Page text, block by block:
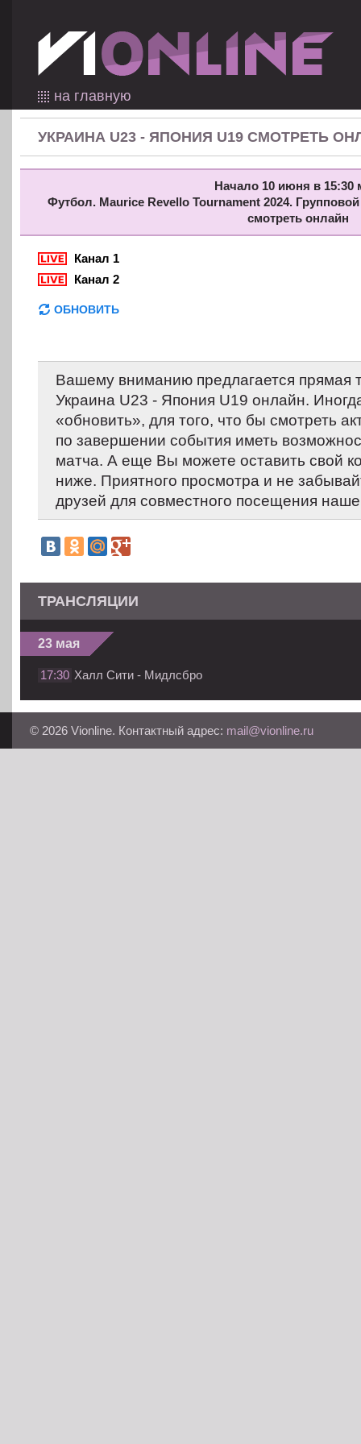
на главную
УКРАИНА U23 - ЯПОНИЯ U19 СМОТРЕТЬ
Начало 10 июня в 15:30
Футбол. Maurice Revello Tournament 2024.
смотреть онлайн
Канал 1
Канал 2
ОБНОВИТЬ
Вашему вниманию предлагается прямая
Украина U23 - Япония U19 онлайн.
«обновить», для того, что бы смотреть
по завершении события иметь
матча. А еще Вы можете оставить свой
ниже. Приятного просмотра и не
друзей для совместного посещения
ТРАНСЛЯЦИИ
23 мая
17:30 Халл Сити - Мидлсбро
© 2026 Vionline. Контактный адрес: mail@vionline.ru